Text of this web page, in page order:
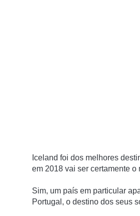
Iceland foi dos melhores
em 2018 vai ser certamente
Sim, um país em particular
Portugal, o destino dos seus